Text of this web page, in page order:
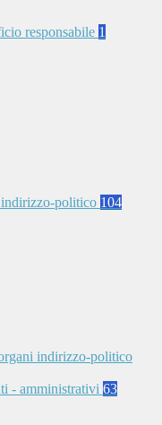
responsabile 1
politico 104
indirizzo-politico
- amministrativi 63